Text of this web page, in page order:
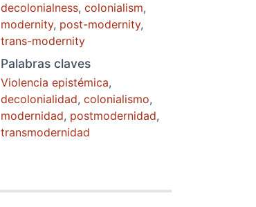
decolonialness,colonialism,
modernity, post-modernity,
trans-modernity
Palabras claves
Violencia epistémica,
decolonialidad,colonialismo,
modernidad, postmodernidad,
transmodernidad